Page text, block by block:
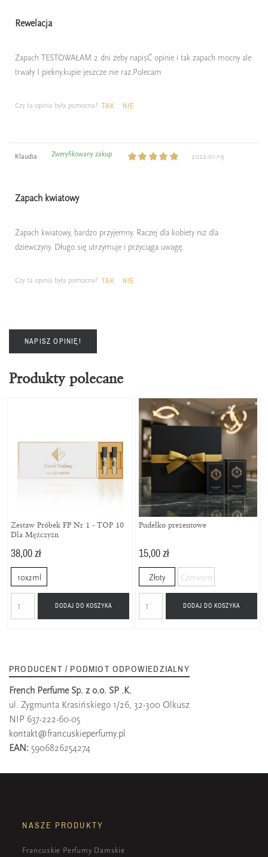
Rewelacja
Zapach TESTOWAŁAM 2 dni żeby napisĆ opinie i tak zapach mocny ale
trwały I piekny.kupie jeszcze nie raz.Polecam
Czy ta opinia była pomocna? TAK NIE
Klaudia Zweryfikowany zakup 2022-01-19
Zapach kwiatowy
Zapach kwiatowy, bardzo przyjemny. Raczej dla kobiety niż dla
dziewczyny. Długo się utrzymuje i przyciąga uwagę.
Czy ta opinia była pomocna? TAK NIE
NAPISZ OPINIĘ!
Produkty polecane
Zestaw Próbek FP Nr 1 - TOP 10
Dla Mężczyzn
38,00 zł
10x2ml
DODAJ DO KOSZYKA
Pudełko prezentowe
15,00 zł
Złoty Czerwony
DODAJ DO KOSZYKA
PRODUCENT / PODMIOT ODPOWIEDZIALNY
French Perfume Sp. z o.o. SP .K.
ul. Zygmunta Krasińskiego 1/26, 32-300 Olkusz
NIP 637-222-60-05
kontakt@francuskieperfumy.pl
EAN: 5906826254274
NASZE PRODUKTY
Francuskie Perfumy Damskie